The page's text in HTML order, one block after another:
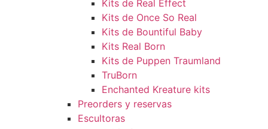
Kits de Real Effect
Kits de Once So Real
Kits de Bountiful Baby
Kits Real Born
Kits de Puppen Traumland
TruBorn
Enchanted Kreature kits
Preorders y reservas
Escultoras